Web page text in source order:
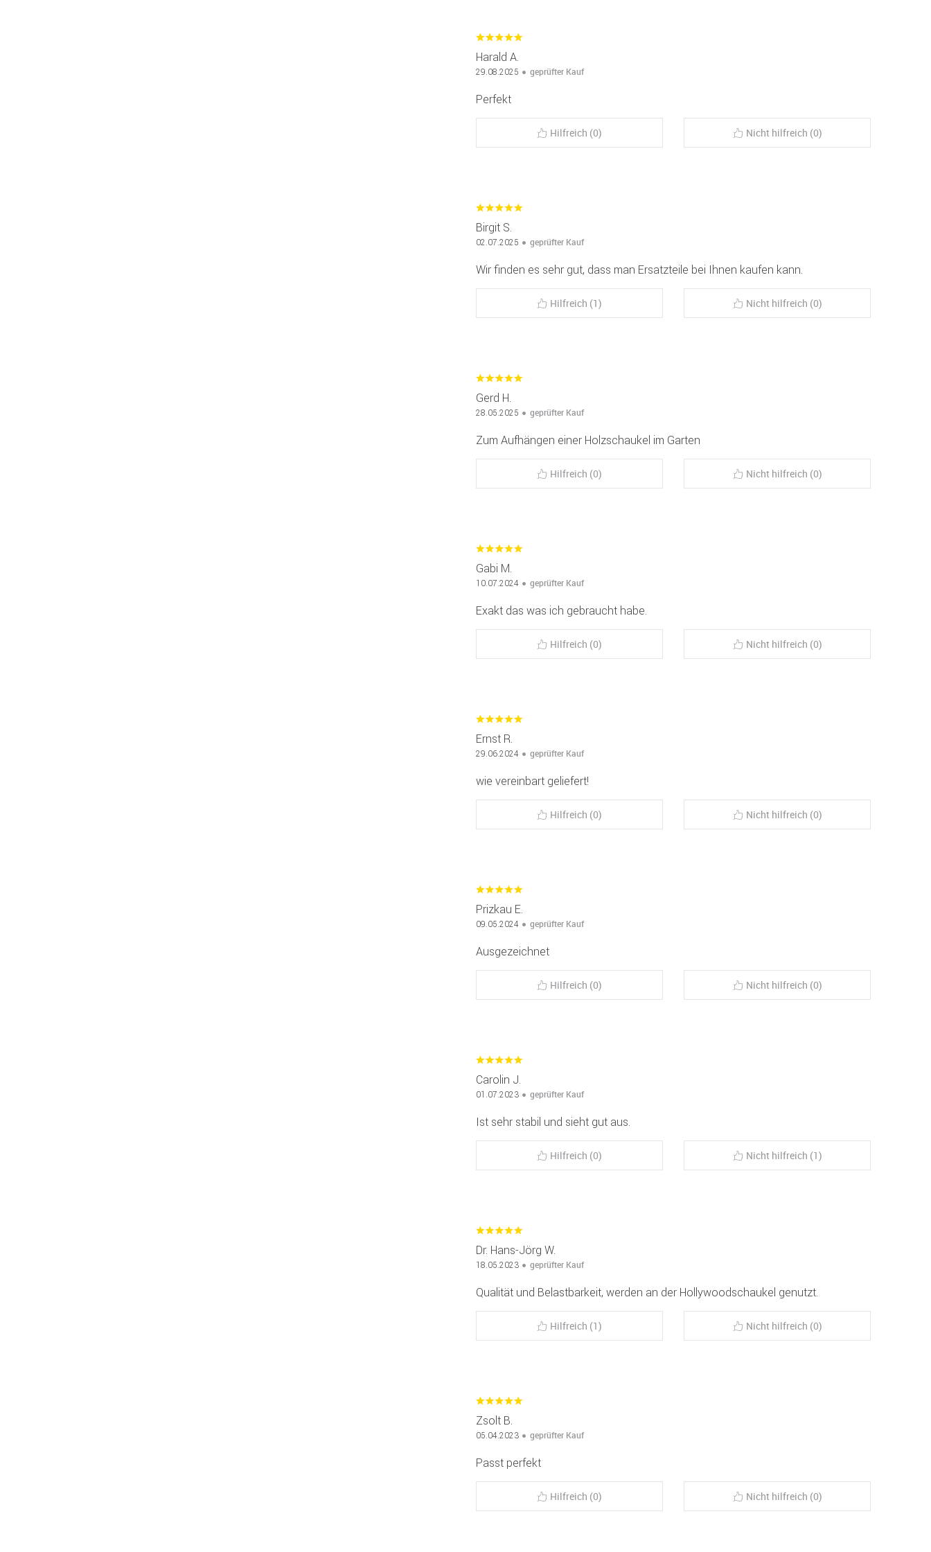
Harald A.
29.08.2025 geprüfter Kauf
Perfekt
Hilfreich (0) Nicht hilfreich (0)
Birgit S.
02.07.2025 geprüfter Kauf
Wir finden es sehr gut, dass man Ersatzteile bei Ihnen kaufen kann.
Hilfreich (1) Nicht hilfreich (0)
Gerd H.
28.05.2025 geprüfter Kauf
Zum Aufhängen einer Holzschaukel im Garten
Hilfreich (0) Nicht hilfreich (0)
Gabi M.
10.07.2024 geprüfter Kauf
Exakt das was ich gebraucht habe.
Hilfreich (0) Nicht hilfreich (0)
Ernst R.
29.06.2024 geprüfter Kauf
wie vereinbart geliefert!
Hilfreich (0) Nicht hilfreich (0)
Prizkau E.
09.05.2024 geprüfter Kauf
Ausgezeichnet
Hilfreich (0) Nicht hilfreich (0)
Carolin J.
01.07.2023 geprüfter Kauf
Ist sehr stabil und sieht gut aus.
Hilfreich (0) Nicht hilfreich (1)
Dr. Hans-Jörg W.
18.05.2023 geprüfter Kauf
Qualität und Belastbarkeit, werden an der Hollywoodschaukel genutzt.
Hilfreich (1) Nicht hilfreich (0)
Zsolt B.
05.04.2023 geprüfter Kauf
Passt perfekt
Hilfreich (0) Nicht hilfreich (0)